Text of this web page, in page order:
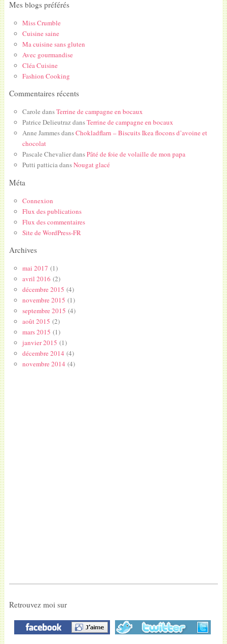
Mes blogs préférés
Miss Crumble
Cuisine saine
Ma cuisine sans gluten
Avec gourmandise
Cléa Cuisine
Fashion Cooking
Commentaires récents
Carole dansTerrine de campagne en bocaux
Patrice DelieutrazdansTerrine de campagne en bocaux
Anne JammesdansChokladflarn – Biscuits Ikea flocons d’avoine et
chocolat
Pascale ChevalierdansPâté de foie de volaille de mon papa
Putti patticiadansNougat glacé
Méta
Connexion
Flux des publications
Flux des commentaires
Site de WordPress-FR
Archives
mai 2017 (1)
avril 2016 (2)
décembre 2015 (4)
novembre 2015 (1)
septembre 2015 (4)
août 2015 (2)
mars 2015 (1)
janvier 2015 (1)
décembre 2014(4)
novembre 2014(4)
Retrouvez moi sur